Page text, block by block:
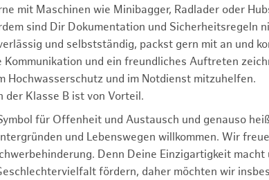
mit Maschinen wie Minibagger, Radlader oder
sind Dir Dokumentation und Sicherheitsregeln
und selbstständig, packst gern mit an und
Kommunikation und ein freundliches Auftreten
Hochwasserschutz und im Notdienst mitzuhelfen.
der Klasse B ist von Vorteil.
für Offenheit und Austausch und genauso
und Lebenswegen willkommen. Wir
Denn Deine Einzigartigkeit
fördern, daher möchten wir